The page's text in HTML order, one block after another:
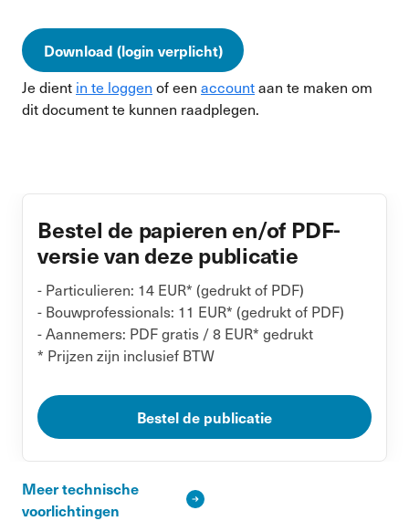
Download (login verplicht)
Je dient in te loggen of een accountaan te maken om
dit document te kunnen raadplegen.
Bestel de papieren en/of PDF-
versie van deze publicatie
- Particulieren: 14 EUR* (gedrukt of PDF)
- Bouwprofessionals: 11 EUR* (gedrukt of PDF)
- Aannemers: PDF gratis / 8 EUR* gedrukt
* Prijzen zijn inclusief BTW
Bestel de publicatie
Meer technische
voorlichtingen